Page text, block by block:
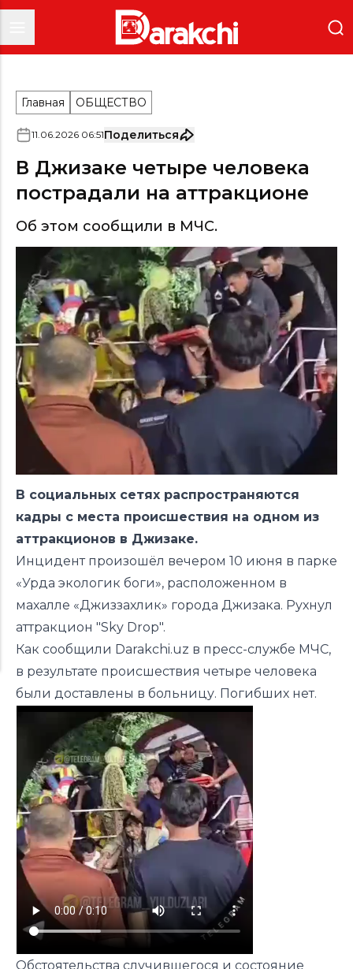
Главная ОБЩЕСТВО
11.06.2026 06:51Поделиться
В Джизаке четыре человека
пострадали на аттракционе
Об этом сообщили в МЧС.
В социальных сетях распространяются
кадры с места происшествия на одном из
аттракционов в Джизаке.
Инцидент произошёл вечером 10 июня в парке
«Урда экологик боги», расположенном в
махалле «Джиззахлик» города Джизака. Рухнул
аттракцион "Sky Drop".
Как сообщили Darakchi.uz в пресс-службе МЧС,
в результате происшествия четыре человека
были доставлены в больницу. Погибших нет.
Обстоятельства случившегося и состояние